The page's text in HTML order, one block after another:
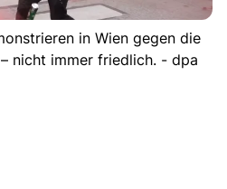
in Wien gegen die
nicht immer friedlich. - dpa